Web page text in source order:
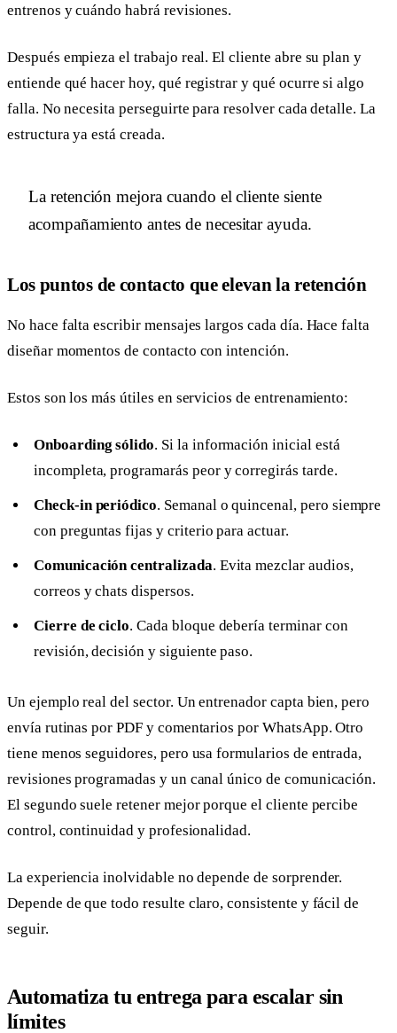
entrenos y cuándo habrá revisiones.
Después empieza el trabajo real. El cliente abre su plan y
entiende qué hacer hoy, qué registrar y qué ocurre si algo
falla. No necesita perseguirte para resolver cada detalle. La
estructura ya está creada.
La retención mejora cuando el cliente siente
acompañamiento antes de necesitar ayuda.
Los puntos de contacto que elevan la retención
No hace falta escribir mensajes largos cada día. Hace falta
diseñar momentos de contacto con intención.
Estos son los más útiles en servicios de entrenamiento:
Onboarding sólido. Si la información inicial está
incompleta, programarás peor y corregirás tarde.
Check-in periódico. Semanal o quincenal, pero siempre
con preguntas fijas y criterio para actuar.
Comunicación centralizada. Evita mezclar audios,
correos y chats dispersos.
Cierre de ciclo. Cada bloque debería terminar con
revisión, decisión y siguiente paso.
Un ejemplo real del sector. Un entrenador capta bien, pero
envía rutinas por PDF y comentarios por WhatsApp. Otro
tiene menos seguidores, pero usa formularios de entrada,
revisiones programadas y un canal único de comunicación.
El segundo suele retener mejor porque el cliente percibe
control, continuidad y profesionalidad.
La experiencia inolvidable no depende de sorprender.
Depende de que todo resulte claro, consistente y fácil de
seguir.
Automatiza tu entrega para escalar sin
límites